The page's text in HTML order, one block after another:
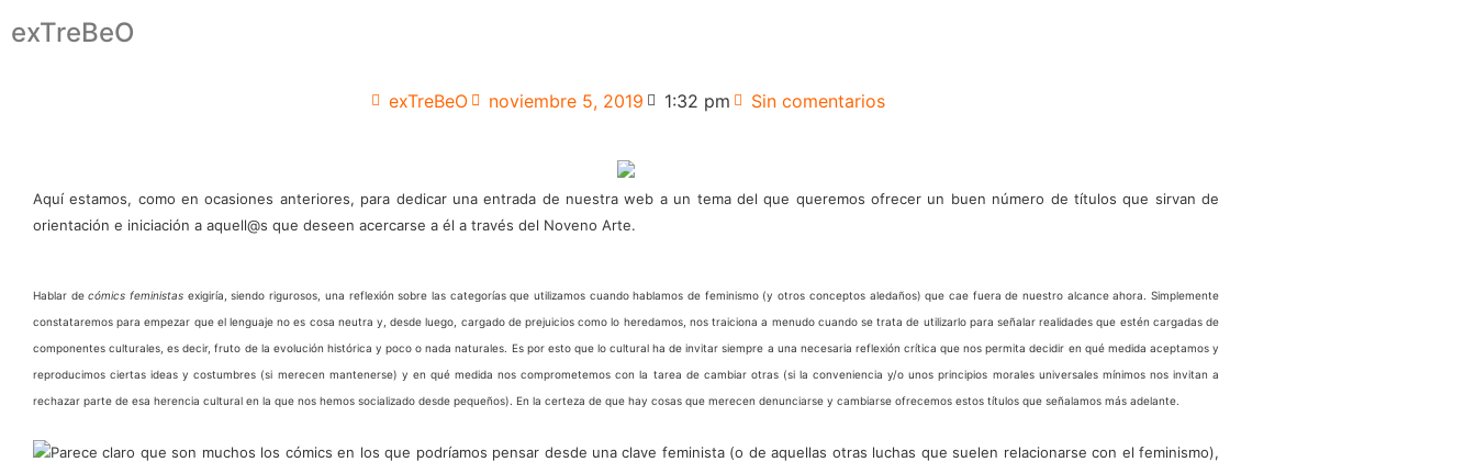
exTreBeO
exTreBeO noviembre 5, 2019 1:32 pm Sin comentarios
Aquí estamos, como en ocasiones anteriores, para dedicar una entrada de nuestra web a un tema del que queremos ofrecer un buen número de títulos que sirvan de
orientación e iniciación a aquell@s que deseen acercarse a él a través del Noveno Arte.
Hablar decómics feministas exigiría, siendo rigurosos, una reflexión sobre las categorías que utilizamos cuando hablamos de feminismo (y otros conceptos aledaños) que cae fuera de nuestro alcance ahora. Simplemente
constataremos para empezar que el lenguaje no es cosa neutra y, desde luego, cargado de prejuicios como lo heredamos, nos traiciona a menudo cuando se trata de utilizarlo para señalar realidades que estén cargadas de
componentes culturales, es decir, fruto de la evolución histórica y poco o nada naturales. Es por esto que lo cultural ha de invitar siempre a una necesaria reflexión crítica que nos permita decidir en qué medida aceptamos y
reproducimos ciertas ideas y costumbres (si merecen mantenerse) y en qué medida nos comprometemos con la tarea de cambiar otras (si la conveniencia y/o unos principios morales universales mínimos nos invitan a
rechazar parte de esa herencia cultural en la que nos hemos socializado desde pequeños). En la certeza de que hay cosas que merecen denunciarse y cambiarse ofrecemos estos títulos que señalamos más adelante.
Parece claro que son muchos los cómics en los que podríamos pensar desde una clave feminista (o de aquellas otras luchas que suelen relacionarse con el feminismo),